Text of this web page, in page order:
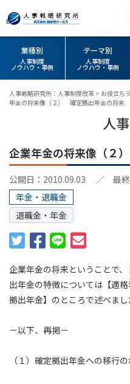
業種別
人事制度
ノウハウ・事例
テーマ別
人事制度
ノウハウ・事例
人事戦略研究所：人事制度改革 > お役立ち
年金の将来像（２） 確定拠出年金の将来
人
企業年金の将来像（２
公開日：2010.09.03
／ 最終
年金・退職金
退職金・年金
企業年金の将来ということで
出年金の特徴については【適
拠出年金】のところで述べまし
－以下、再掲－
（１）確定拠出年金への移行